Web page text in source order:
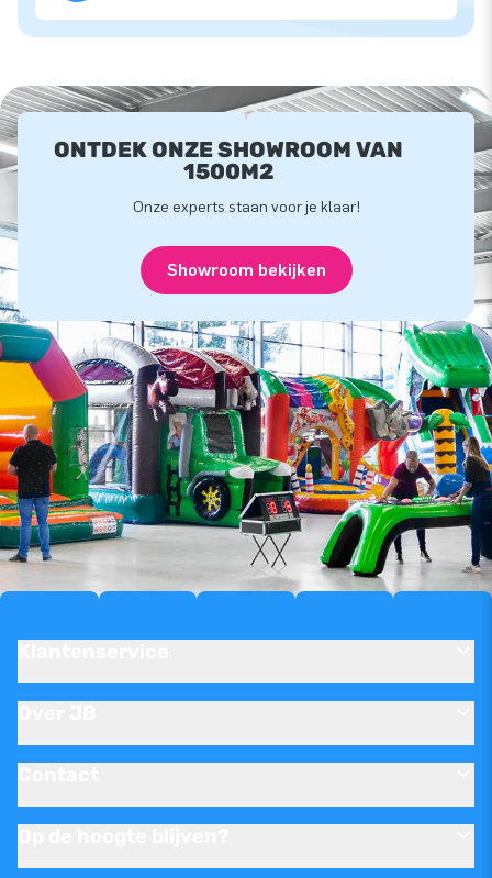
ONTDEK ONZE SHOWROOM VAN
1500M2
Onze experts staan voor je klaar!
Showroom bekijken